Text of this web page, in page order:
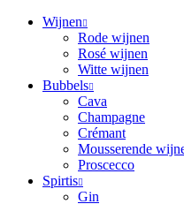
Wijnen
Rode wijnen
Rosé wijnen
Witte wijnen
Bubbels
Cava
Champagne
Crémant
Mousserende
Proscecco
Spirtis
Gin